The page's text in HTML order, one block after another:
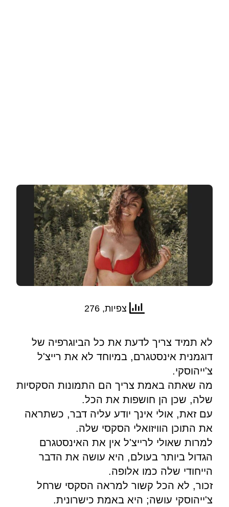
צפיות, 276
לא תמיד צריך לדעת את כל הביוגרפיה של
דוגמנית אינסטגרם, במיוחד לא את רייצ'ל
צ'ייהוסקי.
מה שאתה באמת צריך הם התמונות הסקסיות
שלה, שכן הן חושפות את הכל.
עם זאת, אולי אינך יודע עליה דבר, כשתראה
את התוכן הוויזואלי הסקסי שלה.
למרות שאולי לרייצ'ל אין את האינסטגרם
הגדול ביותר בעולם, היא עושה את הדבר
הייחודי שלה כמו אלופה.
זכור, לא הכל קשור למראה הסקסי שרחל
צ'ייהוסקי עושה; היא באמת ​​כישרונית.